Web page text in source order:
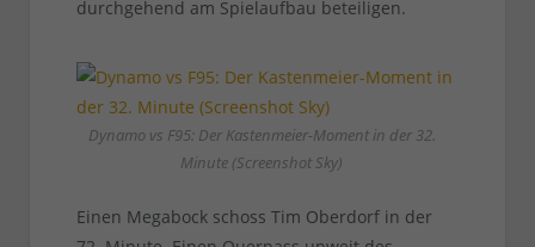
durchgehend am Spielaufbau beteiligen.
Dynamo vs F95: Der Kastenmeier-Moment in der 32.
Minute (Screenshot Sky)
Einen Megabock schoss Tim Oberdorf in der